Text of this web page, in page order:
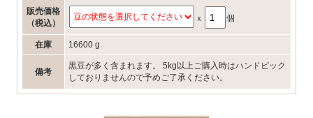
販売価格
（税込）
ｘ 個
在庫 16600 g
備考
黒豆が多く含まれます。 5kg以上ご購入時はハンドピック
しておりませんので予めご了承ください。